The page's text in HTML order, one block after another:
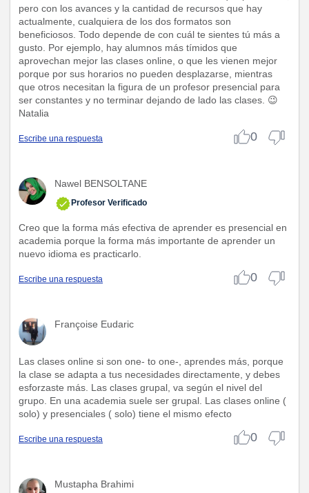
pero con los avances y la cantidad de recursos que hay
actualmente, cualquiera de los dos formatos son
beneficiosos. Todo depende de con cuál te sientes tú más a
gusto. Por ejemplo, hay alumnos más tímidos que
aprovechan mejor las clases online, o que les vienen mejor
porque por sus horarios no pueden desplazarse, mientras
que otros necesitan la figura de un profesor presencial para
ser constantes y no terminar dejando de lado las clases. 😉
Natalia
Escribe una respuesta 0
Nawel BENSOLTANE
Profesor Verificado
Creo que la forma más efectiva de aprender es presencial en
academia porque la forma más importante de aprender un
nuevo idioma es practicarlo.
Escribe una respuesta 0
Françoise Eudaric
Las clases online si son one- to one-, aprendes más, porque
la clase se adapta a tus necesidades directamente, y debes
esforzaste más. Las clases grupal, va según el nivel del
grupo. En una academia suele ser grupal. Las clases online (
solo) y presenciales ( solo) tiene el mismo efecto
Escribe una respuesta 0
Mustapha Brahimi